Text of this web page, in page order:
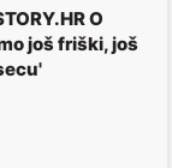
O
još friški, još